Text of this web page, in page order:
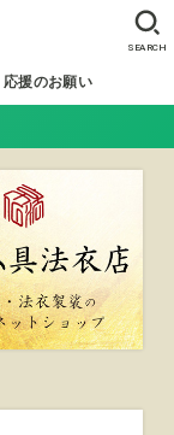
応援のお願い
SEARCH